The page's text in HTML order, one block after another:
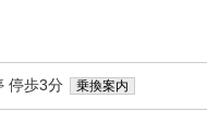
停歩3分 乗換案内